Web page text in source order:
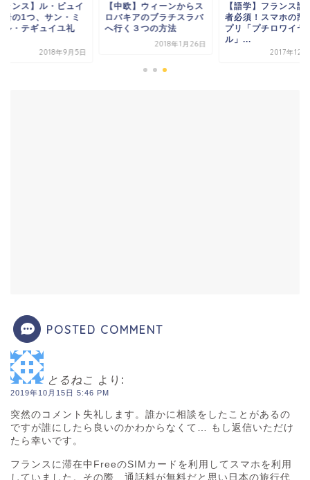
欧】ウィーンからス
キアのブラチスラバ
く３つの方法
【語学】フランス語学習
者必須！スマホの辞書ア
プリ「プチロワイヤ
【フランス】ル・ピ
の奇岩の1つ、サン
シェル・テギュイユ
拝...
2018年9
POSTED COMMENT
とるねこ より:
2019年10月15日 5:46 PM
突然のコメント失礼します。誰かに相談をしたことがあるの
ですが誰にしたら良いのかわからなくて… もし返信いただけ
たら幸いです。
フランスに滞在中FreeのSIMカードを利用してスマホを利用
していました。その際、通話料が無料だと思い日本の旅行代